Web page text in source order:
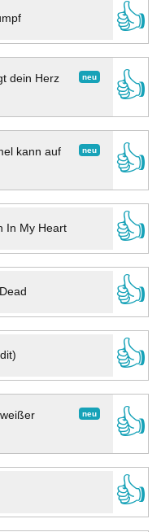
👍
neu
dein Herz
👍
neu
kann auf
👍
In My Heart
👍
👍
👍
neu
👍
👍